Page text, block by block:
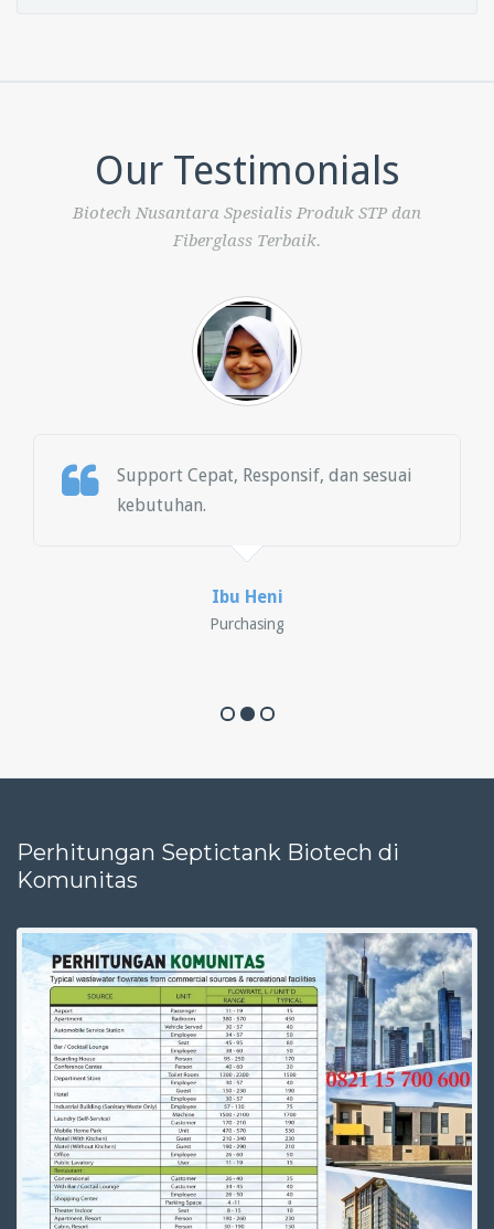
Our Testimonials
Biotech Nusantara Spesialis Produk STP dan
Fiberglass Terbaik.
Support Cepat, Responsif, dan sesuai
kebutuhan.
Ibu Heni
Purchasing
Perhitungan Septictank Biotech di
Komunitas